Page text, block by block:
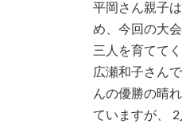
平岡さん親子
め、今回の大
三人を育てて
広瀬和子さん
んの優勝の晴
ていますが、